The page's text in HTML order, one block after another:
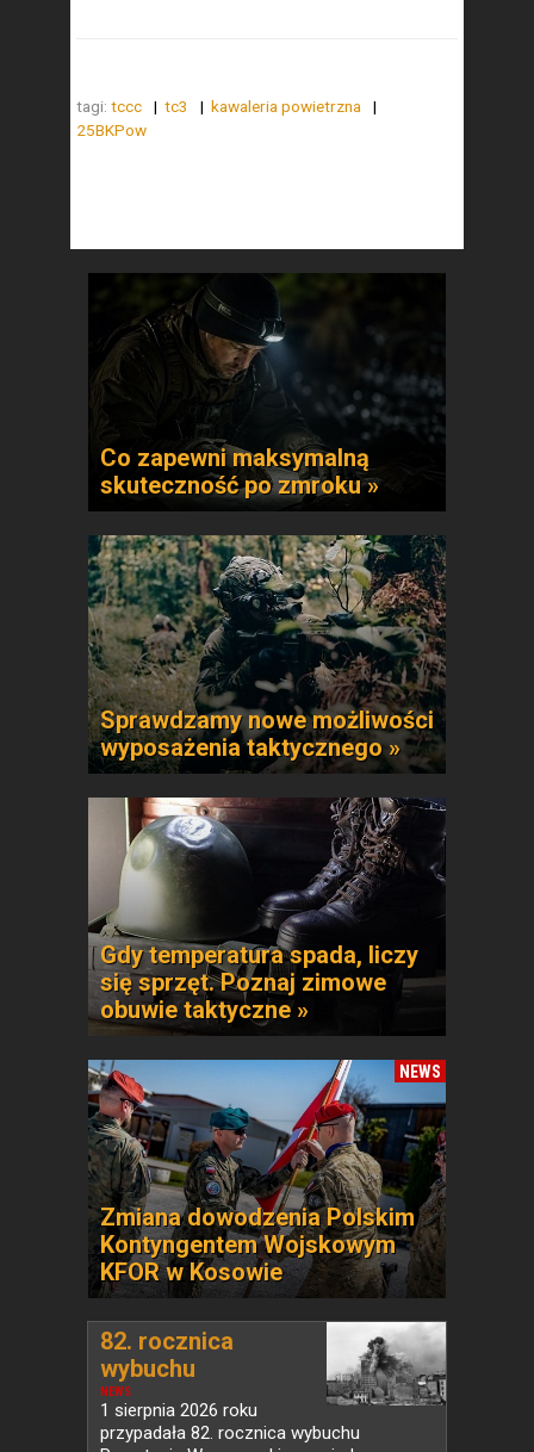
tagi: tccc tc3
kawaleria powietrzna
25BKPow
Co zapewni maksymalną
skuteczność po zmroku »
Sprawdzamy nowe możliwości
wyposażenia taktycznego »
Gdy temperatura spada, liczy
się sprzęt. Poznaj zimowe
obuwie taktyczne »
NEWS
Zmiana dowodzenia Polskim
Kontyngentem Wojskowym
KFOR w Kosowie
NEWS
82. rocznica
wybuchu
Powstania...
1 sierpnia 2026 roku
przypadała 82. rocznica wybuchu